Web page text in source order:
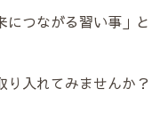
につながる習い事」と
り入れてみませんか？